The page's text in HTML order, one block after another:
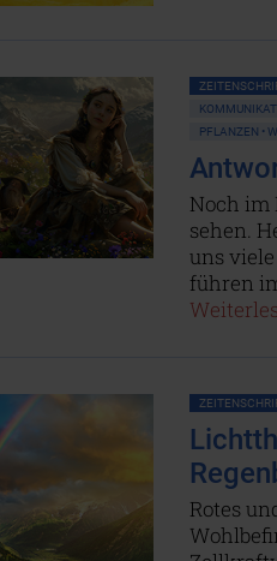
PFLANZEN •
Noch im
sehen.
uns
führen
Rotes